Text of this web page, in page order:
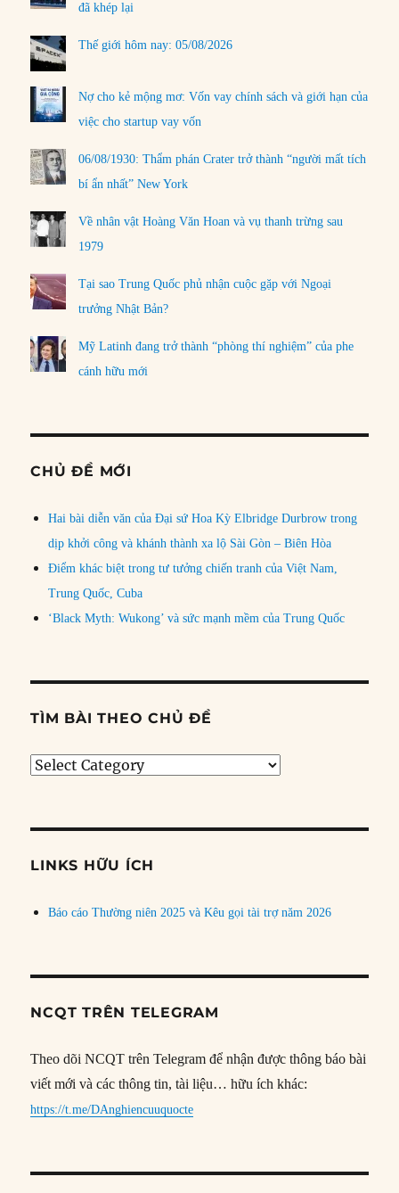
đã khép lại
Thế giới hôm nay: 05/08/2026
Nợ cho kẻ mộng mơ: Vốn vay chính sách và giới hạn của
việc cho startup vay vốn
06/08/1930: Thẩm phán Crater trở thành “người mất tích
bí ẩn nhất” New York
Về nhân vật Hoàng Văn Hoan và vụ thanh trừng sau
1979
Tại sao Trung Quốc phủ nhận cuộc gặp với Ngoại
trưởng Nhật Bản?
Mỹ Latinh đang trở thành “phòng thí nghiệm” của phe
cánh hữu mới
CHỦ ĐỀ MỚI
Hai bài diễn văn của Đại sứ Hoa Kỳ Elbridge Durbrow trong
dịp khởi công và khánh thành xa lộ Sài Gòn – Biên Hòa
Điểm khác biệt trong tư tưởng chiến tranh của Việt Nam,
Trung Quốc, Cuba
‘Black Myth: Wukong’ và sức mạnh mềm của Trung Quốc
TÌM BÀI THEO CHỦ ĐỀ
Tìm
đề
LINKS HỮU ÍCH
Báo cáo Thường niên 2025 và Kêu gọi tài trợ năm 2026
NCQT TRÊN TELEGRAM
Theo dõi NCQT trên Telegram để nhận được thông báo bài
viết mới và các thông tin, tài liệu… hữu ích khác:
https://t.me/DAnghiencuuquocte